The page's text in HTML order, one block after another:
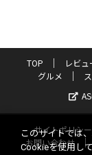
TOP レビュ
グルメ
サイトポリシー
お問い合わせ
このサイトでは
Cookieを使用し